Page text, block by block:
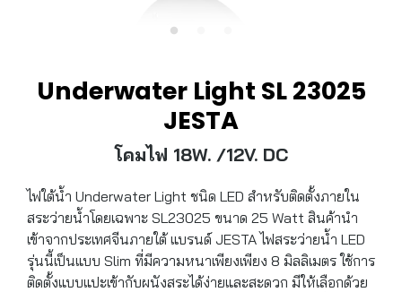
Underwater Light SL 23025
JESTA
โคมไฟ 18W. /12V. DC
ไฟใต้น้ำ Underwater Light ชนิด LED สำหรับติดตั้งภายใน
สระว่ายน้ำโดยเฉพาะ SL23025 ขนาด 25 Watt สินค้านำ
เข้าจากประเทศจีนภายใต้ แบรนด์ JESTA ไฟสระว่ายน้ำ LED
รุ่นนี้เป็นแบบ Slim ที่มีความหนาเพียงเพียง 8 มิลลิเมตร ใช้การ
ติดตั้งแบบแปะเข้ากับผนังสระได้ง่ายและสะดวก มีให้เลือกด้วย